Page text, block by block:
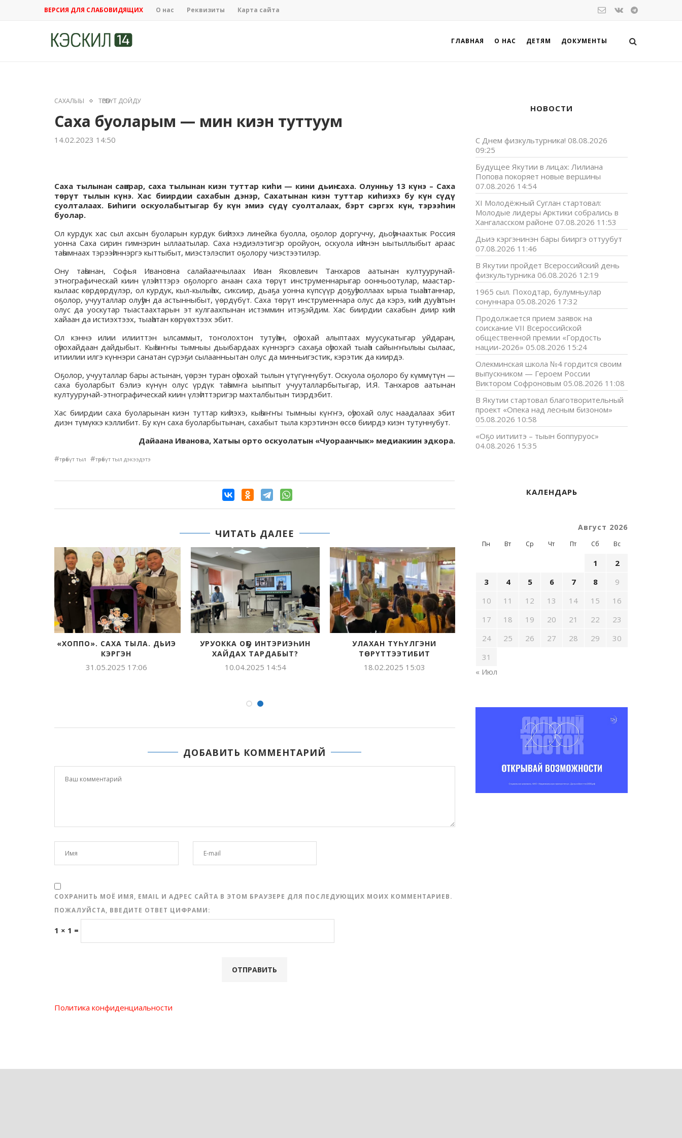
ВЕРСИЯ ДЛЯ СЛАБОВИДЯЩИХ О нас Реквизиты Карта сайта
ГЛАВНАЯ О НАС ДЕТЯМ ДОКУМЕНТЫ
САХАЛЫЫ ТӨРӨӨБҮТ ДОЙДУ
Саха буоларым — мин киэн туттуум
14.02.2023 14:50
Саха тылынан саҥарар, саха тылынан киэн туттар киһи — кини дьиҥ саха. Олунньу 13 күнэ – Саха
төрүт тылын күнэ. Хас биирдии сахабын дэнэр, Сахатынан киэн туттар киһиэхэ бу күн сүдү
суолталаах. Биһиги оскуолабытыгар бу күн эмиэ сүдү суолталаах, бэрт сэргэх күн, тэрээһин
буолар.
Ол курдук хас сыл ахсын буоларын курдук биһиэхэ линейка буолла, оҕолор доргуччу, дьоһунаахтык Россия
уонна Саха сирин гимнэрин ыллаатылар. Саха нэдиэлэтигэр оройуон, оскуола иһинэн ыытыллыбыт араас
таһымнаах тэрээһиннэргэ кыттыбыт, миэстэлэспит оҕолору чиэстээтилэр.
Ону таһынан, Софья Ивановна салайааччылаах Иван Яковлевич Танхаров аатынан култуурунай-
этнографическай киин үлэһиттэрэ оҕолорго анаан саха төрүт инструменнарыгар оонньоотулар, маастар-
кылаас көрдөрдүлэр, ол курдук, кыл-кылыһах, сиксиир, дьаҕа уонна күпсүүр доҕуһуоллаах ырыа тыаһатаннар,
оҕолор, учууталлар олуһун да астынныбыт, үөрдүбүт. Саха төрүт инструменнара олус да кэрэ, киһи дууһатын
олус да уоскутар тыастаахтарын эт кулгаахпынан истэммин итэҕэйдим. Хас биирдии сахабын диир киһи
хайаан да истиэхтээх, тыаһатан көрүөхтээх эбит.
Ол кэннэ илии илииттэн ылсаммыт, тоҥолохтон тутуһан, оһуохай алыптаах муусукатыгар уйдаран,
оһуохайдаан дайдыбыт. Кыһыҥҥы тымныы дьыбардаах күннэргэ сахаҕа оһуохай тыаһа сайыҥҥылыы сылаас,
итиилии илгэ күннэри санатан сүрэҕи сылаанньытан олус да минньигэстик, кэрэтик да киирдэ.
Оҕолор, учууталлар бары астынан, үөрэн туран оһуохай тылын үтүгүннүбут. Оскуола оҕолоро бу күммүтүн —
саха буоларбыт бэлиэ күнүн олус үрдүк таһымҥа ыыппыт учууталларбытыгар, И.Я. Танхаров аатынан
култуурунай-этнографическай киин үлэһиттэригэр махталбытын тиэрдэбит.
Хас биирдии саха буоларынан киэн туттар киһиэхэ, кыһыҥҥы тымныы күҥҥэ, оһуохай олус наадалаах эбит
диэн түмүккэ кэллибит. Бу күн саха буоларбытынан, сахабыт тыла кэрэтинэн өссө биирдэ киэн тутуннубут.
Дайаана Иванова, Хатыы орто оскуолатын «Чуораанчык» медиакиин эдкора.
#төрөөбүт тыл #төрөөбүт тыл дэкээдэтэ
ЧИТАТЬ ДАЛЕЕ
«ХОППО». САХА ТЫЛА. ДЬИЭ
КЭРГЭН
31.05.2025 17:06
УРУОККА ОҔО ИНТЭРИЭҺИН
ХАЙДАХ ТАРДАБЫТ?
10.04.2025 14:54
УЛАХАН ТҮҺҮЛГЭНИ
ТӨРҮТТЭЭТИБИТ
18.02.2025 15:03
ДОБАВИТЬ КОММЕНТАРИЙ
СОХРАНИТЬ МОЁ ИМЯ, EMAIL И АДРЕС САЙТА В ЭТОМ БРАУЗЕРЕ ДЛЯ ПОСЛЕДУЮЩИХ МОИХ КОММЕНТАРИЕВ.
ПОЖАЛУЙСТА, ВВЕДИТЕ ОТВЕТ ЦИФРАМИ:
1 × 1 =
Политика конфиденциальности
НОВОСТИ
С Днем физкультурника! 08.08.2026
09:25
Будущее Якутии в лицах: Лилиана
Попова покоряет новые вершины
07.08.2026 14:54
XI Молодёжный Суглан стартовал:
Молодые лидеры Арктики собрались в
Хангаласском районе 07.08.2026 11:53
Дьиэ кэргэнинэн бары бииргэ оттуубут
07.08.2026 11:46
В Якутии пройдет Всероссийский день
физкультурника 06.08.2026 12:19
1965 сыл. Походтар, булумньулар
сонуннара 05.08.2026 17:32
Продолжается прием заявок на
соискание VII Всероссийской
общественной премии «Гордость
нации-2026» 05.08.2026 15:24
Олекминская школа №4 гордится своим
выпускником — Героем России
Виктором Софроновым 05.08.2026 11:08
В Якутии стартовал благотворительный
проект «Опека над лесным бизоном»
05.08.2026 10:58
«Оҕо иитиитэ – тыын боппуруос»
04.08.2026 15:35
КАЛЕНДАРЬ
Август 2026
Пн Вт Ср Чт Пт Сб Вс
1
2
3
4 5 6 7 8
9
10
11 12 13 14 15
16
17
18 19 20 21 22
23
24
25 26 27 28 29
30
31
« Июл